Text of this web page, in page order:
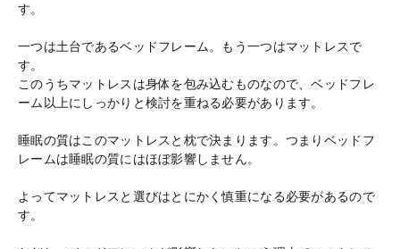
す。
一つは土台であるベッドフレーム。もう一つはマットレスで
す。
このうちマットレスは身体を包み込むものなので、ベッドフレ
ーム以上にしっかりと検討を重ねる必要があります。
睡眠の質はこのマットレスと枕で決まります。つまりベッドフ
レームは睡眠の質にはほぼ影響しません。
よってマットレスと選びはとにかく慎重になる必要があるので
す。